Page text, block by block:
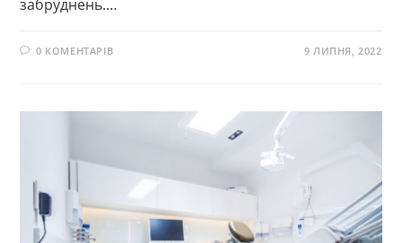
забруднень.…
0 КОМЕНТАРІВ 9 ЛИПНЯ, 2022